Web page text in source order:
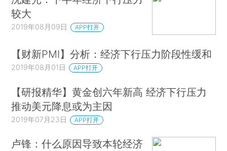
较大
2019年08月09日 APP打开
【财新PMI】分析：经济下行压力阶段性缓和
2019年08月01日 APP打开
【研报精华】黄金创六年新高 经济下行压力
推动美元降息或为主因
2019年07月23日 APP打开
卢锋：什么原因导致本轮经济